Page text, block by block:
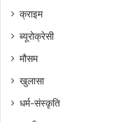
क्राइम
ब्यूरोक्रेसी
मौसम
खुलासा
धर्म-संस्कृति